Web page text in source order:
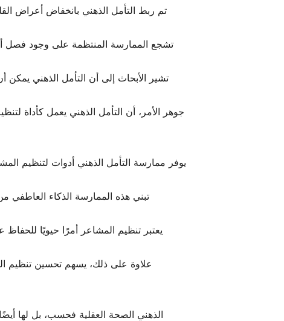
تم ربط التأمل الذهني بانخفاض أعراض
تشجع الممارسة المنتظمة على وجود فصل
تشير الأبحاث إلى أن التأمل الذهني يمكن
جوهر الأمر، أن التأمل الذهني يعمل كأداة
يوفر ممارسة التأمل الذهني أدوات لتنظيم
تبني هذه الممارسة الذكاء العاطفي
يعتبر تنظيم المشاعر أمرًا حيويًا
علاوة على ذلك، يسهم تحسين تنظيم